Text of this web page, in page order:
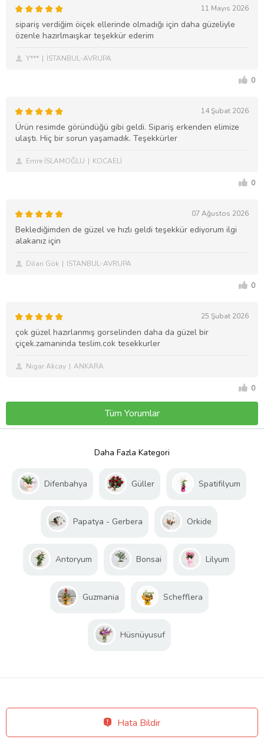
11 Mayıs 2026
sipariş verdiğim öiçek ellerinde olmadığı için daha güzeliyle
özenle hazırlmaışkar teşekkür ederim
Y*** İSTANBUL-AVRUPA
0
14 Şubat 2026
Ürün resimde göründüğü gibi geldi. Sipariş erkenden elimize
ulaştı. Hiç bir sorun yaşamadık. Teşekkürler
Emre İSLAMOĞLU KOCAELİ
0
07 Ağustos 2026
Beklediğimden de güzel ve hızlı geldi teşekkür ediyorum ilgi
alakanız için
Dilan Gök İSTANBUL-AVRUPA
0
25 Şubat 2026
çok güzel hazırlanmış gorselinden daha da güzel bir
çiçek.zamaninda teslim.cok tesekkurler
Nigar Akcay ANKARA
0
Tüm Yorumlar
Daha Fazla Kategori
Difenbahya Güller Spatifilyum
Papatya - Gerbera Orkide
Antoryum Bonsai Lilyum
Guzmania Schefflera
Hüsnüyusuf
Hata Bildir